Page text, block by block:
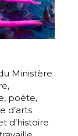
Ministère
poète,
d’arts
d’histoire